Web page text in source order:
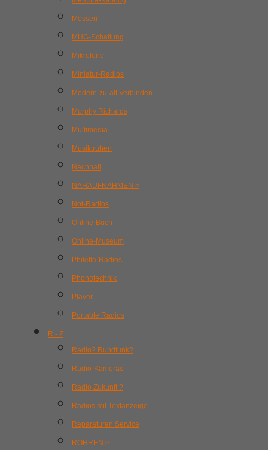
Messen
MHG-Schaltung
Mikrofone
Miniatur-Radios
Modern-zu-alt Verbinden
Morphy Richards
Multimedia
Musiktruhen
Nachhall
NAHAUFNAHMEN >
Not-Radios
Online-Buch
Online-Museum
Philetta-Radios
Phonotechnik
Player
Portable Radios
R - Z
Radio? Rundfunk?
Radio-Kameras
Radio Zukunft ?
Radios mit Textanzeige
Reparaturen Service
RÖHREN >